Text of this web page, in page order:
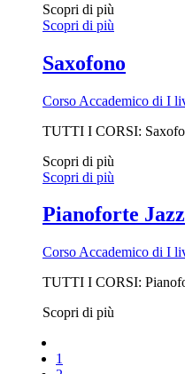
Scopri di più
Scopri di più
Saxofono
Corso Accademico di I
TUTTI I CORSI:
Scopri di più
Scopri di più
Pianoforte Jazz
Corso Accademico di I
TUTTI I CORSI:
Scopri di più
1